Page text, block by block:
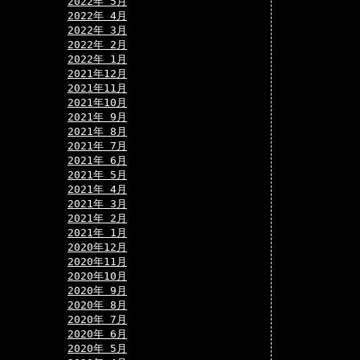
2022年 4月
2022年 3月
2022年 2月
2022年 1月
2021年12月
2021年11月
2021年10月
2021年 9月
2021年 8月
2021年 7月
2021年 6月
2021年 5月
2021年 4月
2021年 3月
2021年 2月
2021年 1月
2020年12月
2020年11月
2020年10月
2020年 9月
2020年 8月
2020年 7月
2020年 6月
2020年 5月